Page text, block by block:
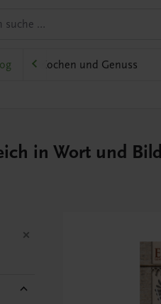
Kochen und Genuss
in Wort und Bild